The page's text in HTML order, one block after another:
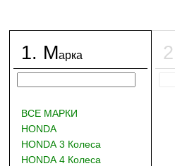
1. Марка
ВСЕ МАРКИ
HONDA
HONDA 3 Колеса
HONDA 4 Колеса
2